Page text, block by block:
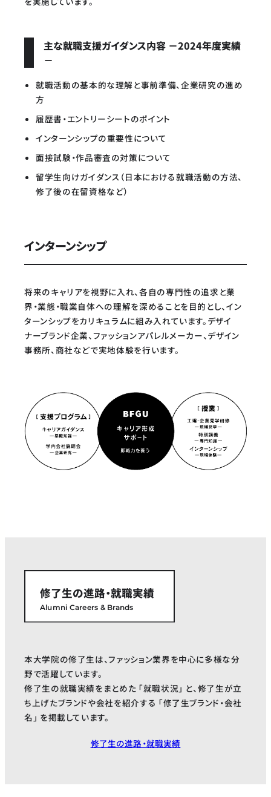
主な就職支援ガイダンス内容 －2024年度実績
－
就職活動の基本的な理解と事前準備、企業研究の進め
方
履歴書・エントリーシートのポイント
インターンシップの重要性について
面接試験・作品審査の対策について
留学生向けガイダンス（日本における就職活動の方法、
修了後の在留資格など）
インターンシップ
将来のキャリアを視野に入れ、各自の専門性の追求と業
界・業態・職業自体への理解を深めることを目的とし、イン
ターンシップをカリキュラムに組み入れています。デザイ
ナーブランド企業、ファッションアパレルメーカー、デザイン
事務所、商社などで実地体験を行います。
修了生の進路・就職実績
Alumni Careers & Brands
本大学院の修了生は、ファッション業界を中心に多様な分
野で活躍しています。
修了生の就職実績をまとめた 「就職状況」 と、修了生が立
ち上げたブランドや会社を紹介する 「修了生ブランド・会社
名」 を掲載しています。
修了生の進路・就職実績